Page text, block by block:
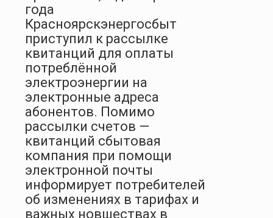
года
Красноярскэнергосбыт
приступил к рассылке
квитанций для оплаты
потреблённой
электроэнергии на
электронные адреса
абонентов. Помимо
рассылки счетов —
квитанций сбытовая
компания при помощи
электронной почты
информирует потребителей
об изменениях в тарифах и
важных новшествах в